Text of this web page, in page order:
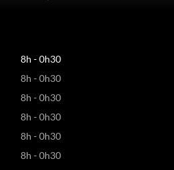
8h - 0h30
8h - 0h30
8h - 0h30
8h - 0h30
8h - 0h30
8h - 0h30